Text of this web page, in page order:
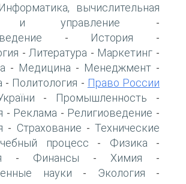
Информатика, вычислительная
и управление -
- История -
- Литература - Маркетинг -
- Медицина - Менеджмент -
- Политология - Право России
- Промышленность -
- Реклама - Религиоведение -
- Страхование - Технические
процесс - Физика -
- Финансы - Химия -
науки - Экология -